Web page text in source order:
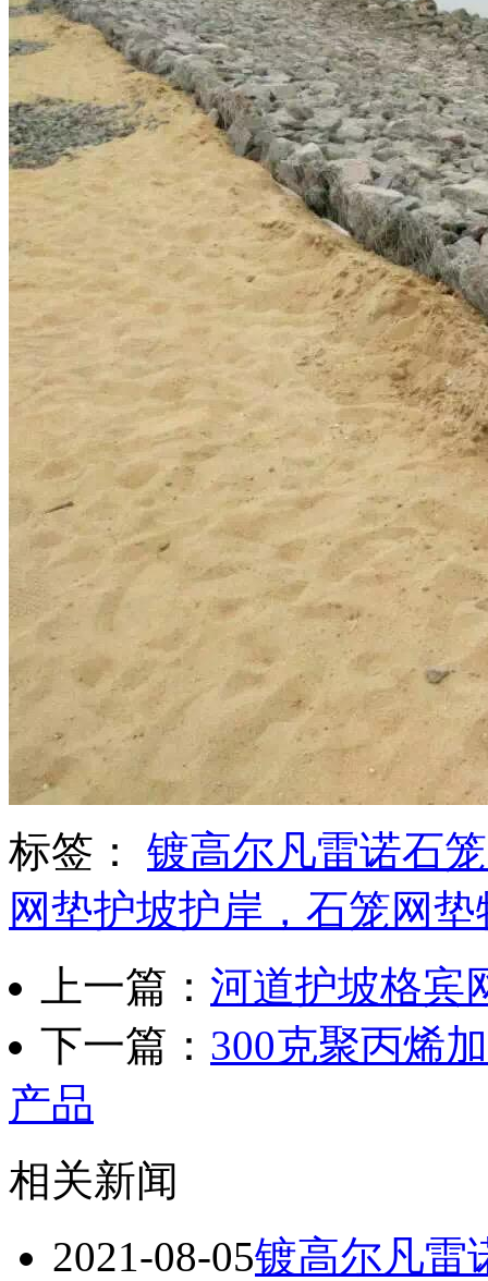
标签： 镀高尔凡雷诺石
网垫护坡护岸，石笼网
上一篇： 河道护坡格宾
下一篇： 300克聚丙烯
产品
相关新闻
2021-08-05镀高尔凡雷